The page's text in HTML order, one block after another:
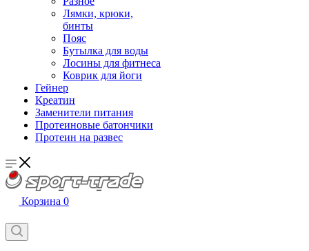
Лямки, крюки,
бинты
Пояс
Бутылка для воды
Лосины для фитнеса
Коврик для йоги
Гейнер
Креатин
Заменители питания
Протеиновые батончики
Протеин на развес
Корзина 0